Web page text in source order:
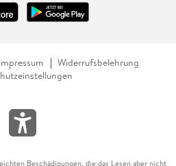
Widerrufsbelehrung
Beschädigungen, die das Lesen aber nicht